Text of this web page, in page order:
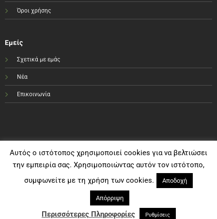
Όροι χρήσης
Εμείς
Σχετικά με εμάς
Νέα
Επικοινωνία
PayPal MasterCard
Transfer
On
Copyright e-sportshop.gr 2021©
Αυτός ο ιστότοπος χρησιμοποιεί cookies για να βελτιώσει
την εμπειρία σας. Χρησιμοποιώντας αυτόν τον ιστότοπο,
συμφωνείτε με τη χρήση των cookies.
Αποδοχή
Απόρριψη
Περισσότερες Πληροφορίες Ρυθμίσεις